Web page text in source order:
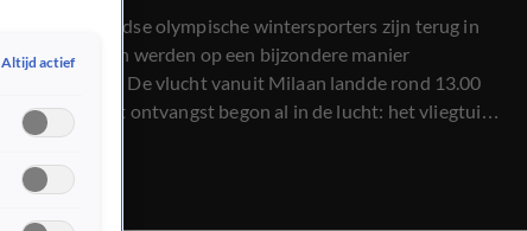
De Nederlandse olympische wintersporters zijn terug in
Nederland en werden op een bijzondere manier
verwelkomd. De vlucht vanuit Milaan landde rond 13.00
uur, maar het ontvangst begon al in de lucht: het vliegtuig
van TeamNL werd daar op spectaculaire wijze begroet
door een F-35-straaljager.
Altijd actief